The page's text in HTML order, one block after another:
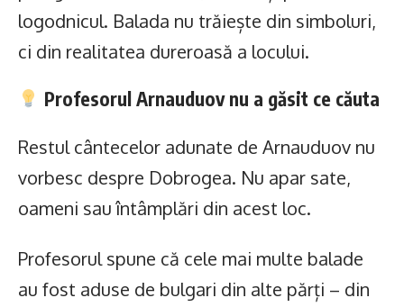
logodnicul. Balada nu trăiește din simboluri,
ci din realitatea dureroasă a locului.
Profesorul Arnauduov nu a găsit ce căuta
Restul cântecelor adunate de Arnauduov nu
vorbesc despre Dobrogea. Nu apar sate,
oameni sau întâmplări din acest loc.
Profesorul spune că cele mai multe balade
au fost aduse de bulgari din alte părți – din